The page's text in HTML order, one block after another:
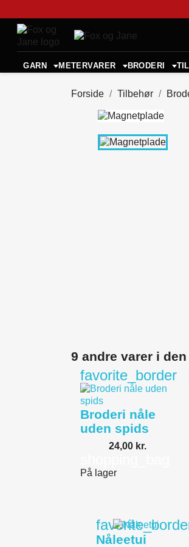
GARN METERVARER BRODERI
Forside Tilbehør
9 andre varer i
favorite_border
Broderi nåle
uden spids
24,00 kr.
På lager
Nåleetui